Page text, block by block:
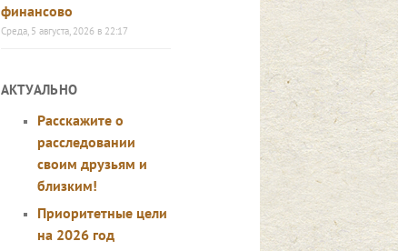
финансово
Среда, 5 августа, 2026 в 22:17
АКТУАЛЬНО
Расскажите о
расследовании
своим друзьям и
близким!
Приоритетные цели
на 2026 год